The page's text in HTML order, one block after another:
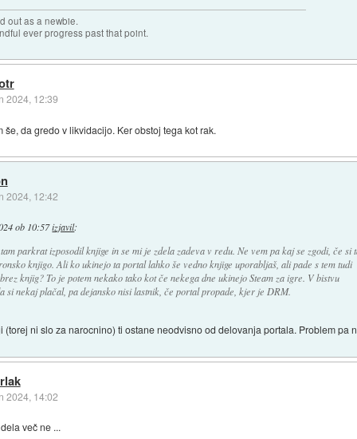
out as a newbie.
ever progress past that point.
2024, 12:39
še, da gredo v likvidacijo. Ker obstoj tega kot rak.
2024, 12:42
ob 10:57izjavil:
parkrat izposodil knjige in se mi je zdela zadeva v redu. Ne vem pa kaj se zgodi, če si
knjigo. Ali ko ukinejo ta portal lahko še vedno knjige uporabljaš, ali pade s tem tudi
knjig? To je potem nekako tako kot če nekega dne ukinejo Steam za igre. V bistvu
si nekaj plačal, pa dejansko nisi lastnik, če portal propade, kjer je DRM.
(torej ni slo za narocnino) ti ostane neodvisno od delovanja portala. Problem pa
2024, 14:02
več ne ...